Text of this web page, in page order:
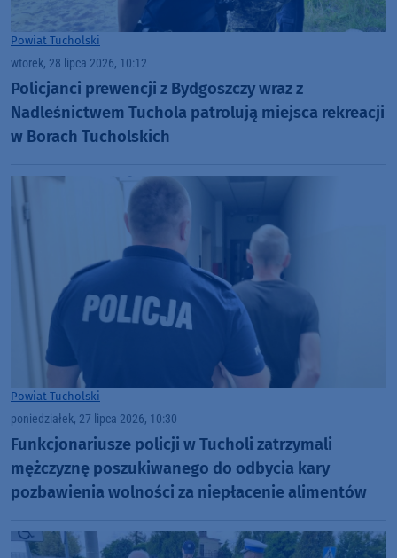
Powiat Tucholski
wtorek, 28 lipca 2026, 10:12
Policjanci prewencji z Bydgoszczy wraz z
Nadleśnictwem Tuchola patrolują miejsca rekreacji
w Borach Tucholskich
Powiat Tucholski
poniedziałek, 27 lipca 2026, 10:30
Funkcjonariusze policji w Tucholi zatrzymali
mężczyznę poszukiwanego do odbycia kary
pozbawienia wolności za niepłacenie alimentów